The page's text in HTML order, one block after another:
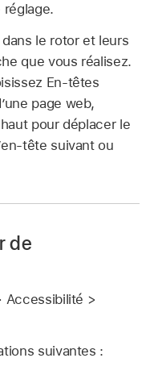
réglage.
le rotor et leurs
que vous réalisez.
En-têtes
page web,
pour déplacer le
tête suivant ou
de
>
suivantes :